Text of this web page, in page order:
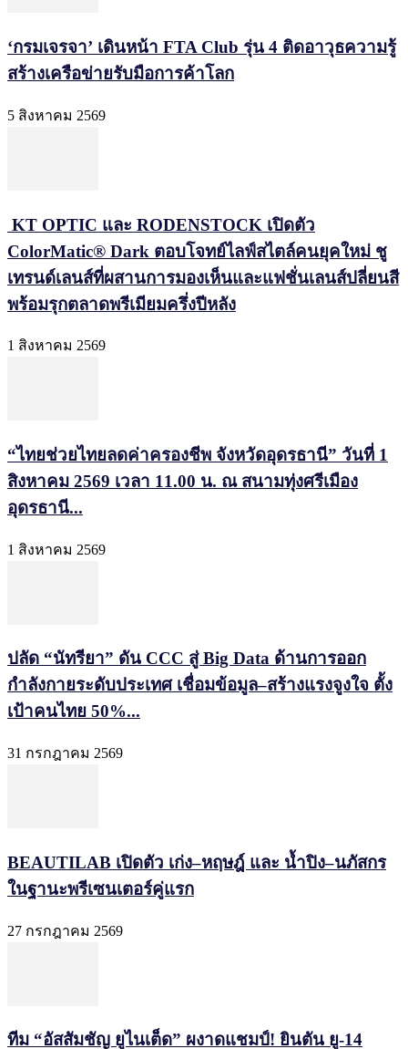
‘กรมเจรจา’ เดินหน้า FTA Club รุ่น 4 ติดอาวุธความรู้
สร้างเครือข่ายรับมือการค้าโลก
5 สิงหาคม 2569
KT OPTIC และ RODENSTOCK เปิดตัว
ColorMatic® Dark ตอบโจทย์ไลฟ์สไตล์คนยุคใหม่ ชู
เทรนด์เลนส์ที่ผสานการมองเห็นและแฟชั่นเลนส์ปลี่ยนสี
พร้อมรุกตลาดพรีเมียมครึ่งปีหลัง
1 สิงหาคม 2569
“ไทยช่วยไทยลดค่าครองชีพ จังหวัดอุดรธานี” วันที่ 1
สิงหาคม 2569 เวลา 11.00 น. ณ สนามทุ่งศรีเมือง
อุดรธานี...
1 สิงหาคม 2569
ปลัด “นัทรียา” ดัน CCC สู่ Big Data ด้านการออก
กำลังกายระดับประเทศ เชื่อมข้อมูล–สร้างแรงจูงใจ ตั้ง
เป้าคนไทย 50%...
31 กรกฎาคม 2569
BEAUTILAB เปิดตัว เก่ง–หฤษฎ์ และ น้ำปิง–นภัสกร
ในฐานะพรีเซนเตอร์คู่แรก
27 กรกฎาคม 2569
ทีม “อัสสัมชัญ ยูไนเต็ด” ผงาดแชมป์! ยินตัน ยู-14